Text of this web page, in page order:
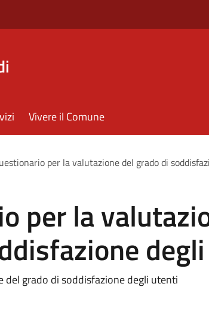
Vivere il Comune
per la valutazione del grado di
per la
del grado di soddisfazione degli utenti